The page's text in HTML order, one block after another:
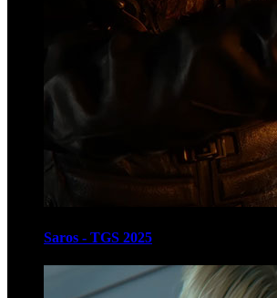
Saros - TGS 2025